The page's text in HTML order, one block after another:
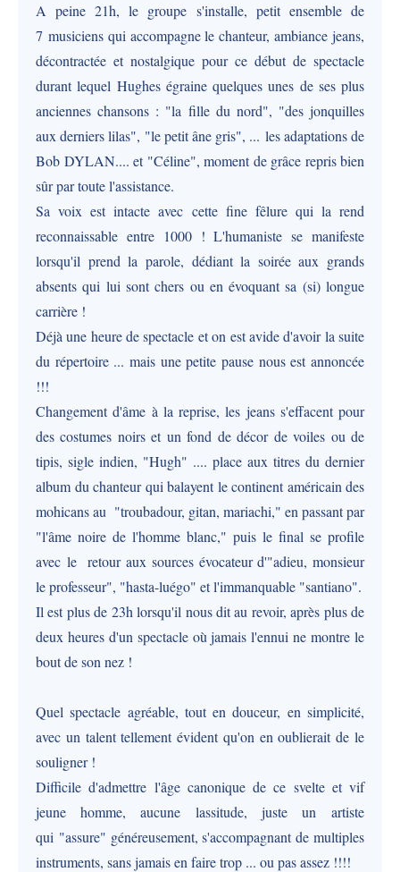
A peine 21h, le groupe s'installe, petit ensemble de
7 musiciens qui accompagne le chanteur, ambiance jeans,
décontractée et nostalgique pour ce début de spectacle
durant lequel Hughes égraine quelques unes de ses plus
anciennes chansons : "la fille du nord", "des jonquilles
aux derniers lilas", "le petit âne gris", ... les adaptations de
Bob DYLAN.... et "Céline", moment de grâce repris bien
sûr par toute l'assistance.
Sa voix est intacte avec cette fine fêlure qui la rend
reconnaissable entre 1000 ! L'humaniste se manifeste
lorsqu'il prend la parole, dédiant la soirée aux grands
absents qui lui sont chers ou en évoquant sa (si) longue
carrière !
Déjà une heure de spectacle et on est avide d'avoir la suite
du répertoire ... mais une petite pause nous est annoncée
!!!
Changement d'âme à la reprise, les jeans s'effacent pour
des costumes noirs et un fond de décor de voiles ou de
tipis, sigle indien, "Hugh" .... place aux titres du dernier
album du chanteur qui balayent le continent américain des
mohicans au "troubadour, gitan, mariachi," en passant par
"l'âme noire de l'homme blanc," puis le final se profile
avec le retour aux sources évocateur d'"adieu, monsieur
le professeur", "hasta-luégo" et l'immanquable "santiano".
Il est plus de 23h lorsqu'il nous dit au revoir, après plus de
deux heures d'un spectacle où jamais l'ennui ne montre le
bout de son nez !
Quel spectacle agréable, tout en douceur, en simplicité,
avec un talent tellement évident qu'on en oublierait de le
souligner !
Difficile d'admettre l'âge canonique de ce svelte et vif
jeune homme, aucune lassitude, juste un artiste
qui "assure" généreusement, s'accompagnant de multiples
instruments, sans jamais en faire trop ... ou pas assez !!!!